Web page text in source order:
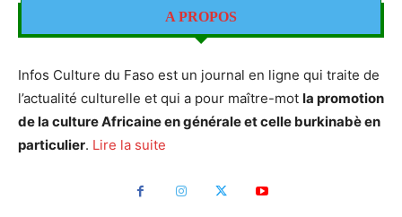
A PROPOS
Infos Culture du Faso est un journal en ligne qui traite de
l’actualité culturelle et qui a pour maître-mot la promotion
de la culture Africaine en générale et celle burkinabè en
particulier. Lire la suite